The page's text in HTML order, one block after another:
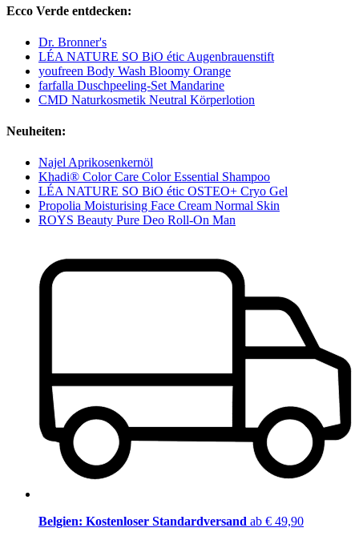
Ecco Verde entdecken:
Dr. Bronner's
LÉA NATURE SO BiO étic Augenbrauenstift
youfreen Body Wash Bloomy Orange
farfalla Duschpeeling-Set Mandarine
CMD Naturkosmetik Neutral Körperlotion
Neuheiten:
Najel Aprikosenkernöl
Khadi® Color Care Color Essential Shampoo
LÉA NATURE SO BiO étic OSTEO+ Cryo Gel
Propolia Moisturising Face Cream Normal Skin
ROYS Beauty Pure Deo Roll-On Man
Belgien: Kostenloser Standardversand ab € 49,90